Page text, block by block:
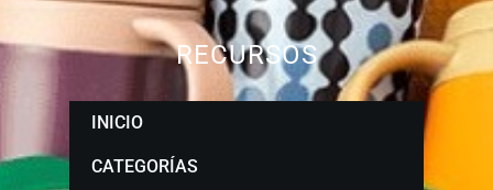
RECURSOS
INICIO
CATEGORÍAS